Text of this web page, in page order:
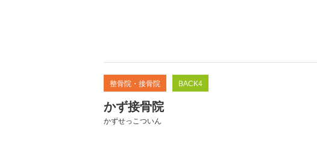
整骨院・接骨院 BACK4
かず接骨院
かずせっこついん